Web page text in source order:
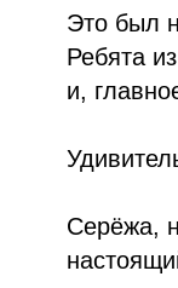
Это был
Ребята
и,
Серёжа,